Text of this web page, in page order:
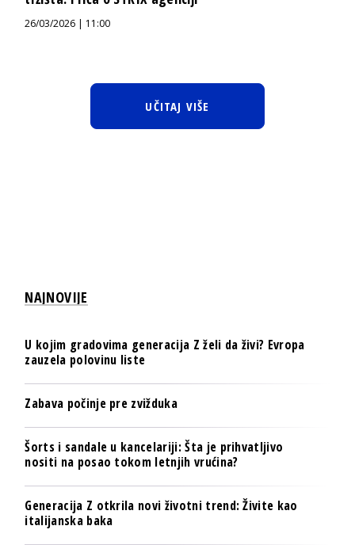
26/03/2026 | 11:00
UČITAJ VIŠE
NAJNOVIJE
U kojim gradovima generacija Z želi da živi? Evropa
zauzela polovinu liste
Zabava počinje pre zvižduka
Šorts i sandale u kancelariji: Šta je prihvatljivo
nositi na posao tokom letnjih vrućina?
Generacija Z otkrila novi životni trend: Živite kao
italijanska baka